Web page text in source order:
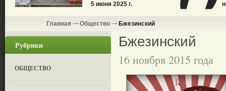
5 июня 2025 г.
Главная Общество Бжезинский
Рубрики
ОБЩЕСТВО
Бжезинский
16 ноября 2015 года